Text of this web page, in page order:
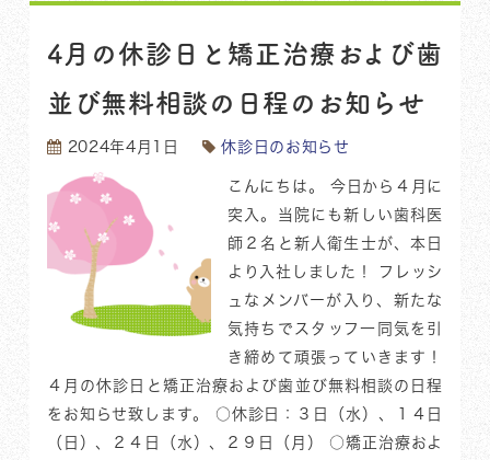
4月の休診日と矯正治療および歯
並び無料相談の日程のお知らせ
2024年4月1日 休診日のお知らせ
こんにちは。 今日から４月に
突入。当院にも新しい歯科医
師２名と新人衛生士が、本日
より入社しました！ フレッシ
ュなメンバーが入り、新たな
気持ちでスタッフ一同気を引
き締めて頑張っていきます！
４月の休診日と矯正治療および歯並び無料相談の日程
をお知らせ致します。 ○休診日：３日（水）、１４日
（日）、２４日（水）、２９日（月） ○矯正治療およ